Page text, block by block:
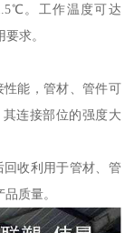
。工作温度可达
求。
性能，管材、管件可
连接部位的强度大
回收利用于管材、管
质量。